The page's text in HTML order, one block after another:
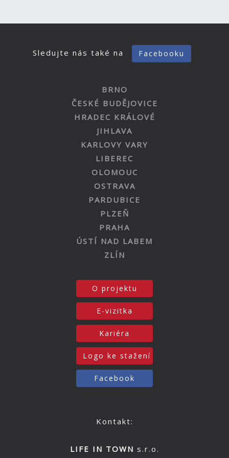
Sledujte nás také na Facebooku
BRNO
ČESKÉ BUDĚJOVICE
HRADEC KRÁLOVÉ
JIHLAVA
KARLOVY VARY
LIBEREC
OLOMOUC
OSTRAVA
PARDUBICE
PLZEŇ
PRAHA
ÚSTÍ NAD LABEM
ZLÍN
O projektu
E-vizitka
Kariéra
Logo ke stažení
Facebook
Kontakt:
LIFE IN TOWN s.r.o.